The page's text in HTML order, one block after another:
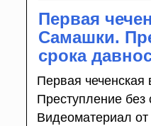
Первая
Самашки.
срока
Первая
Преступление без
Видеоматериал